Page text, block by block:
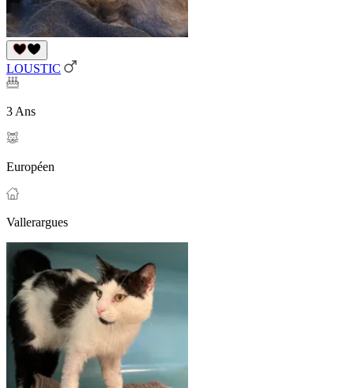
LOUSTIC
3 Ans
Européen
Vallerargues